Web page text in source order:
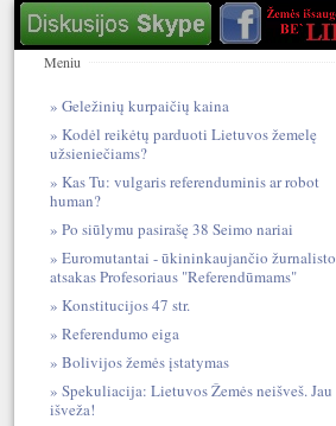
Meniu
Geležinių kurpaičių kaina
Kodėl reikėtų parduoti Lietuvos žemelę
užsieniečiams?
Kas Tu: vulgari​s referendum​inis ar robot
human?
Po siūlymu pasirašę 38 Seimo nariai
Euromutantai - ūkininkaujančio žurnalisto
atsakas Profesoriaus "Referendūmams"
Konstitucijos 47 str.
Referendumo eiga
Bolivijos žemės įstatymas
Spekuliacija: Lietuvos Žemės neišveš. Jau
išveža!